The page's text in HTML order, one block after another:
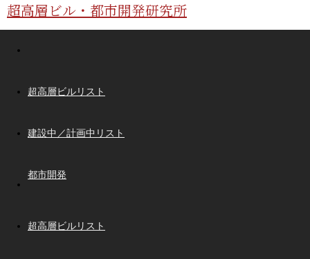
超高層ビル・都市開発研究所
超高層ビルリスト
建設中／計画中リスト
都市開発
超高層ビルリスト